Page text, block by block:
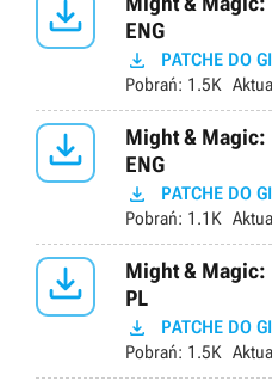

ENG
 PATCHE DO
Pobrań: 1.5K

Might & Magic:
ENG
 PATCHE DO
Pobrań: 1.1K

Might & Magic:
PL
 PATCHE DO
Pobrań: 1.5K